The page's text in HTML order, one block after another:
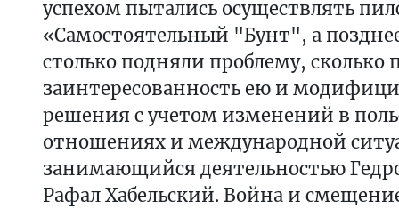
успехом пытались осуществлять
«Самостоятельный "Бунт", а
столько подняли проблему, сколько
заинтересованность ею и
решения с учетом изменений в
отношениях и международной
занимающийся деятельностью
Рафал Хабельский. Война и